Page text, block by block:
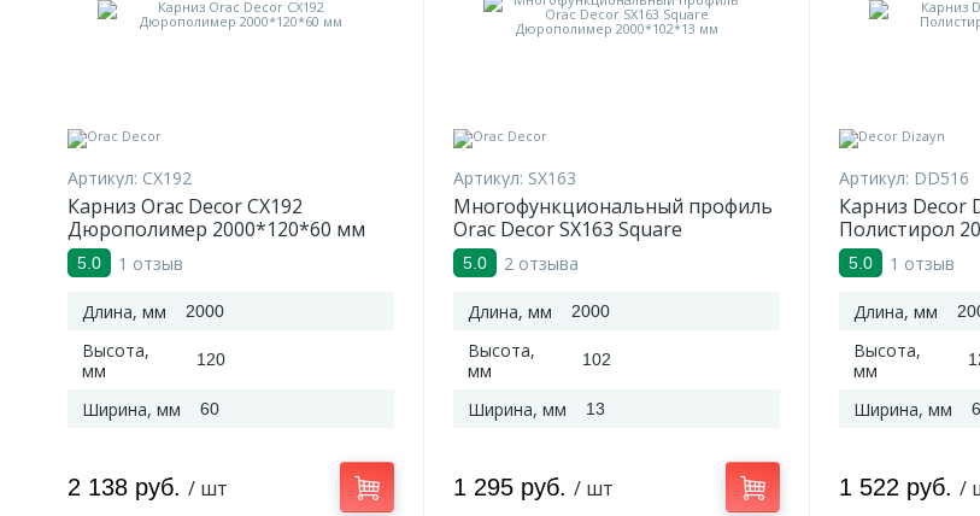
Артикул: CX192
Карниз Orac Decor CX192
Дюрополимер 2000*120*60 мм
5.0 1 отзыв
Длина, мм 2000
Высота,
мм
120
Ширина, мм 60
2 138 руб. / шт
Артикул: SX163
Многофункциональный профиль
Orac Decor SX163 Square
Дюрополимер 2000*102*13 мм
5.0 2 отзыва
Длина, мм 2000
Высота,
мм
102
Ширина, мм 13
1 295 руб. / шт
Артикул: DD516
Карниз Decor
Полистирол
5.0 1 отзыв
Длина, мм
Высота,
мм
Ширина, мм
1 522 руб. /